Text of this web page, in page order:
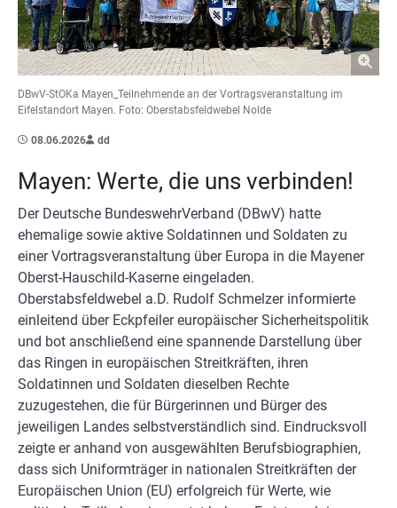
DBwV-StOKa Mayen_Teilnehmende an der Vortragsveranstaltung im
Eifelstandort Mayen. Foto: Oberstabsfeldwebel Nolde
08.06.2026 dd
Mayen: Werte, die uns verbinden!
Der Deutsche BundeswehrVerband (DBwV) hatte
ehemalige sowie aktive Soldatinnen und Soldaten zu
einer Vortragsveranstaltung über Europa in die Mayener
Oberst-Hauschild-Kaserne eingeladen.
Oberstabsfeldwebel a.D. Rudolf Schmelzer informierte
einleitend über Eckpfeiler europäischer Sicherheitspolitik
und bot anschließend eine spannende Darstellung über
das Ringen in europäischen Streitkräften, ihren
Soldatinnen und Soldaten dieselben Rechte
zuzugestehen, die für Bürgerinnen und Bürger des
jeweiligen Landes selbstverständlich sind. Eindrucksvoll
zeigte er anhand von ausgewählten Berufsbiographien,
dass sich Uniformträger in nationalen Streitkräften der
Europäischen Union (EU) erfolgreich für Werte, wie